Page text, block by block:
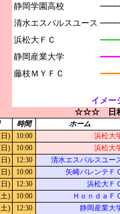
静岡学園高校
清水エスパルスユース
浜松大ＦＣ
静岡産業大学
イメー
☆☆☆ 日
時間 ホーム
) 10:00 浜松大
) 10:00 浜松大
)
12:30 清水エスパルスユー
) 10:00 矢崎バレンテＦ
)
12:30 浜松大Ｆ
) 10:00 ＨｏｎｄａＦ
)
12:30 静岡産業大